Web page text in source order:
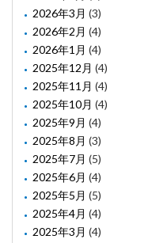
2026年3月 (3)
2026年2月 (4)
2026年1月 (4)
2025年12月 (4)
2025年11月 (4)
2025年10月 (4)
2025年9月 (4)
2025年8月 (3)
2025年7月 (5)
2025年6月 (4)
2025年5月 (5)
2025年4月 (4)
2025年3月 (4)